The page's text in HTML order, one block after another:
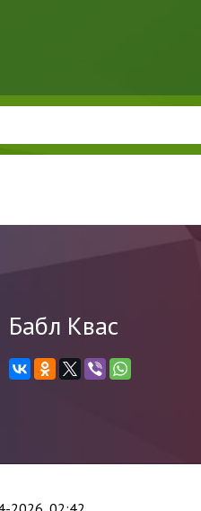
Бабл Квас